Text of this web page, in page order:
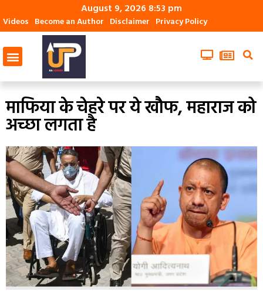
August 9, 2026 8:53 pm
Videos Become an Author Disclaimer Privacy Policy
माफिया के चेहरे पर ये खाैैफ, महाराज को
अच्‍छा लगता है